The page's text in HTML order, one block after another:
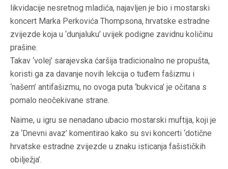
likvidacije nesretnog mladića, najavljen je bio i mostarski
koncert Marka Perkovića Thompsona, hrvatske estradne
zvijezde koja u ‘dunjaluku’ uvijek podigne zavidnu količinu
prašine.
Takav ‘volej’ sarajevska ćaršija tradicionalno ne propušta,
koristi ga za davanje novih lekcija o tuđem fašizmu i
‘našem’ antifašizmu, no ovoga puta ‘bukvica’ je očitana s
pomalo neočekivane strane.
Naime, u igru se nenadano ubacio mostarski muftija, koji je
za ‘Dnevni avaz’ komentirao kako su svi koncerti ‘dotične
hrvatske estradne zvijezde u znaku isticanja fašističkih
obilježja’.